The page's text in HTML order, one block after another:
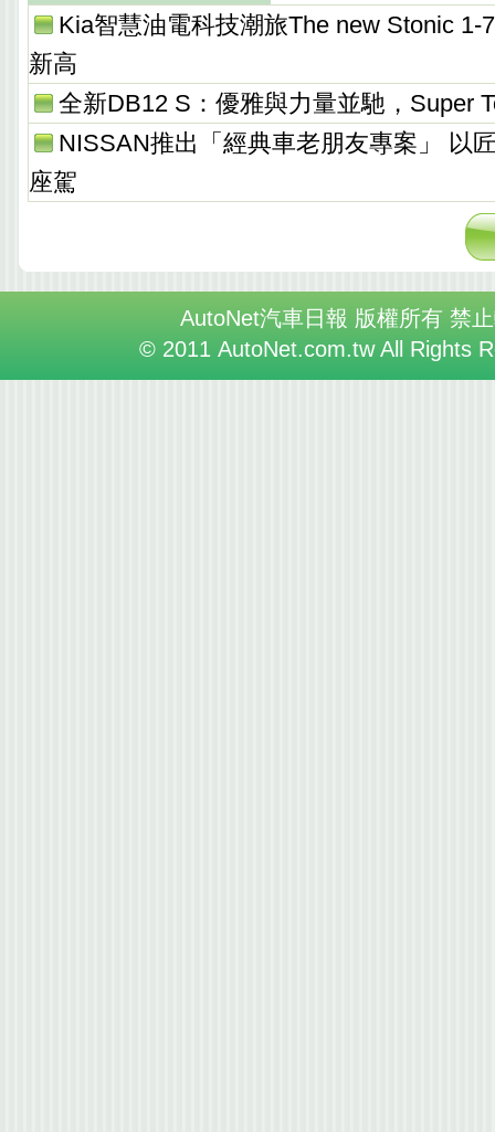
Kia智慧油電科技潮旅The new Stonic 1-
新高
全新DB12 S：優雅與力量並馳，Super
NISSAN推出「經典車老朋友專案」 以
座駕
AutoNet汽車日報 版權所有 禁
© 2011 AutoNet.com.tw All Rights